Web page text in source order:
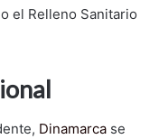
el Relleno Sanitario
Dinamarca se